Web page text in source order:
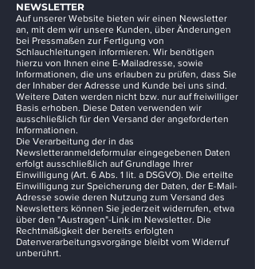
NEWSLETTER
Auf unserer Website bieten wir einen Newsletter
an, mit dem wir unsere Kunden, über Änderungen
bei Pressmaßen zur Fertigung von
Schlauchleitungen informieren. Wir benötigen
hierzu von Ihnen eine E-Mailadresse, sowie
Informationen, die uns erlauben zu prüfen, dass Sie
der Inhaber der Adresse und Kunde bei uns sind.
Weitere Daten werden nicht bzw. nur auf freiwilliger
Basis erhoben. Diese Daten verwenden wir
ausschließlich für den Versand der angeforderten
Informationen.
Die Verarbeitung der in das
Newsletteranmeldeformular eingegebenen Daten
erfolgt ausschließlich auf Grundlage Ihrer
Einwilligung (Art. 6 Abs. 1 lit. a DSGVO). Die erteilte
Einwilligung zur Speicherung der Daten, der E-Mail-
Adresse sowie deren Nutzung zum Versand des
Newsletters können Sie jederzeit widerrufen, etwa
über den "Austragen"-Link im Newsletter. Die
Rechtmäßigkeit der bereits erfolgten
Datenverarbeitungsvorgänge bleibt vom Widerruf
unberührt.